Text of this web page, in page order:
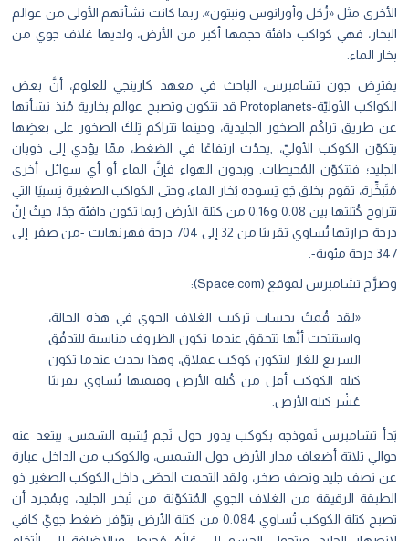
الأخرى مثل «زُحَل وأورانوس ونبتون»، ربما كانت نشأتهم الأولى من عوالم
البخار، فهي كواكب دافئة حجمها أكبر من الأرض، ولديها غلاف جوي من
بخار الماء.
يفترِض جون تشامبرس، الباحث في معهد كارينجي للعلوم، أنَّ بعض
الكواكب الأوليّة-Protoplanets قد تتكون وتصبح عوالم بخارية مُنذ نشأتها
عن طريق تراكُم الصخور الجليدية، وحينما تتراكم تِلكَ الصخور على بعضِها
يتكوّن الكوكب الأوليّ، ,يحدُث ارتفاعًا في الضغط، ممّا يؤدي إلى ذوبان
الجليد؛ فتتكوّن المُحيطات. وبدون الهواء فإنَّ الماء أو أي سوائل أخرى
مُتَبخِّرة، تقوم بخلق جَو يَسوده بُخار الماء، وحتى الكواكب الصغيرة نِسبيًا التي
تتراوح كُتلتها بين 0.08 و0.16 من كتلة الأرض رُبما تكون دافئة جدًا، حيثُ إنّ
درجة حرارتها تُساوي تقريبًا من 32 إلى 704 درجة فهرنهايت -من صفر إلى
347 درجة مئوية-.
وصرَّح تشامبرس لموقع (Space.com):
«لقد قُمتُ بحساب تركيب الغلاف الجوي في هذه الحالة،
واستنتجت أنَّها تتحقق عندما تكون الظروف مناسبة للتدفُق
السريع للغاز ليتكون كوكب عملاق، وهذا يحدث عندما تكون
كتلة الكوكب أقل من كُتلة الأرض وقيمتها تُساوي تقريبًا
عُشْر كتلة الأرض.
بَدأ تشامبرس نَموذجه بكوكب يدور حول نَجم يُشبه الشمس، يبتعد عنه
حوالي ثلاثة أضعاف مدار الأرض حول الشمس، والكوكب من الداخل عبارة
عن نصف جليد ونصف صخر، ولقد التحمت الحصَى داخل الكوكب الصغير ذو
الطبقة الرقيقة من الغلاف الجوي المُتكوّنة من تَبخر الجليد، وبمُجرد أن
تصبح كتلة الكوكب تُساوي 0.084 من كتلة الأرض يتوّفر ضغط جويّ كافي